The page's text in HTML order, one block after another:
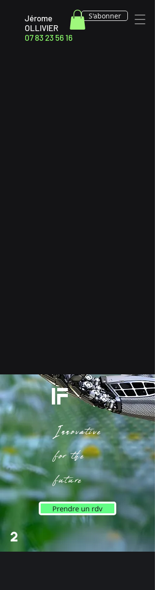
Jérome
OLLIVIER
07 83 23 56 16
S'abonner
IF
Innovative
for the
future
Prendre un rdv
2